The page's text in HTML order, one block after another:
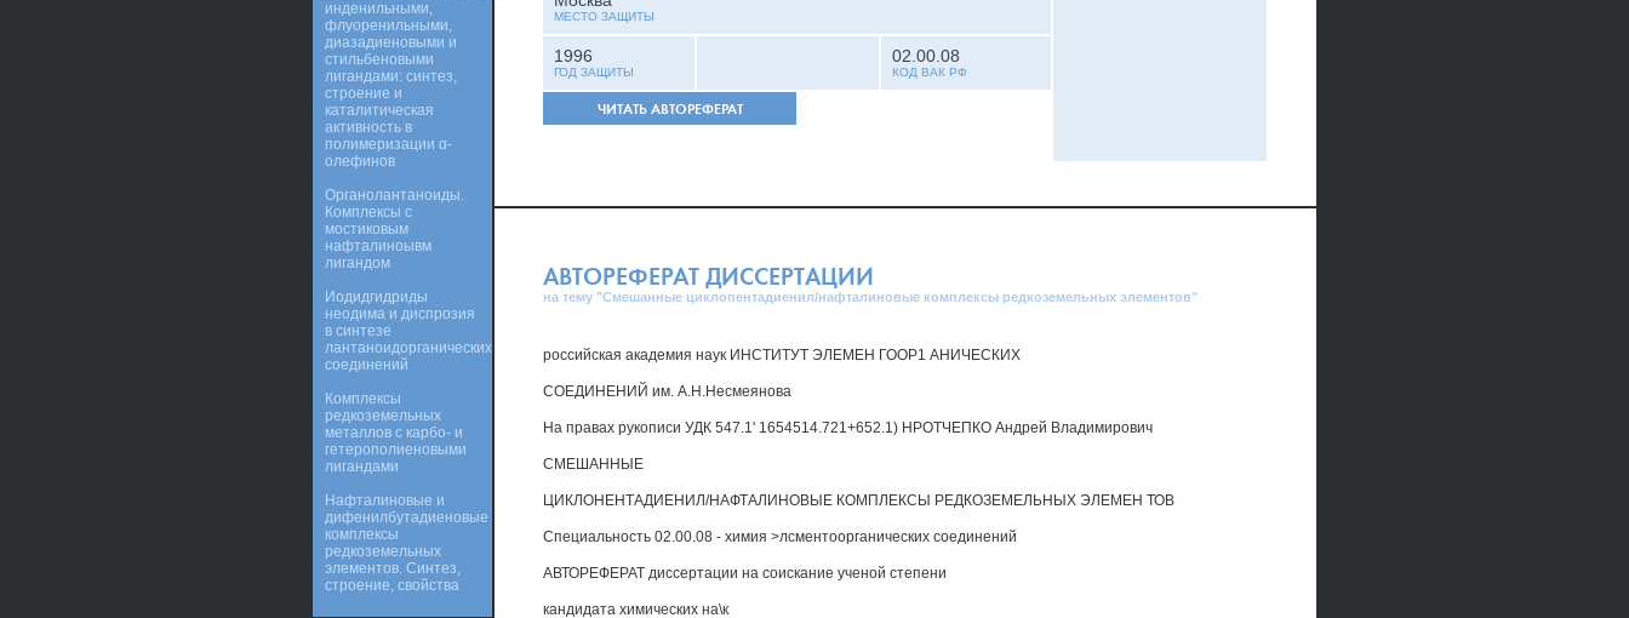
МЕСТО ЗАЩИТЫ
1996
ГОД ЗАЩИТЫ
02.00.08
КОД ВАК РФ
ЧИТАТЬ АВТОРЕФЕРАТ
АВТОРЕФЕРАТ ДИССЕРТАЦИИ
на тему "Смешанные циклопентадиенил/нафталиновые комплексы редкоземельных элементов"
российская академия наук ИНСТИТУТ ЭЛЕМЕН ГООР1 АНИЧЕСКИХ
СОЕДИНЕНИЙ им. А.Н.Несмеянова
На правах рукописи УДК 547.1' 1654514.721+652.1) НРОТЧЕПКО Андрей Владимирович
СМЕШАННЫЕ
ЦИКЛОНЕНТАДИЕНИЛ/НАФТАЛИНОВЫЕ КОМПЛЕКСЫ РЕДКОЗЕМЕЛЬНЫХ ЭЛЕМЕН ТОВ
Специальность 02.00.08 - химия >лсментоорганических соединений
АВТОРЕФЕРАТ диссертации на соискание ученой степени
кандидата химических на\к
инденильными,
флуоренильными,
диазадиеновыми и
стильбеновыми
лигандами: синтез,
строение и
каталитическая
активность в
полимеризации α-
олефинов
Органолантаноиды.
Комплексы с
мостиковым
нафталиноывм
лигандом
Иодидгидриды
неодима и диспрозия
в синтезе
лантаноидорганических
соединений
Комплексы
редкоземельных
металлов с карбо- и
гетерополиеновыми
лигандами
Нафталиновые и
дифенилбутадиеновые
комплексы
редкоземельных
элементов. Синтез,
строение, свойства